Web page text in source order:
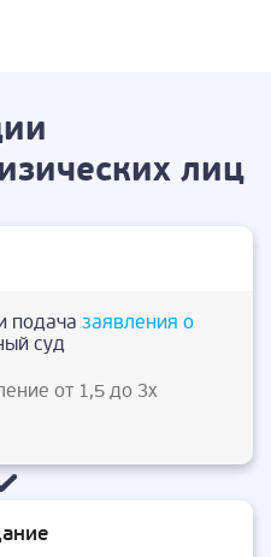
лиц
подача заявления о
суд
от 1,5 до 3х